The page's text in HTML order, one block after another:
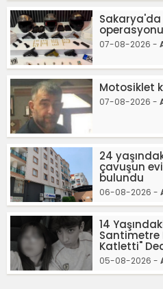
Sakarya'da
07-08-2026 -
Motosiklet
07-08-2026 -
24
çavuşun
bulundu
06-08-2026 -
14
Santimetre
Katletti"
05-08-2026 -